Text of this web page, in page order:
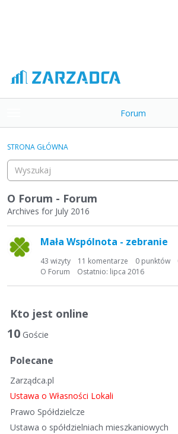
o
g
e
m
e
n
Forum
Kategorie
Dyskusje
Aktywność
STRONA GŁÓWNA
O Forum - Forum
Archives for July 2016
a
y
k
s
y
n
a
Mała Wspólnota - zebranie
43 wizyty 11 komentarze 0 punktów
Ostatnio: lipca 2016
O Forum
Kto jest online
10 Goście
Polecane
Zarządca.pl
Ustawa o Własności Lokali
Prawo Spółdzielcze
Ustawa o spółdzielniach mieszkaniowych